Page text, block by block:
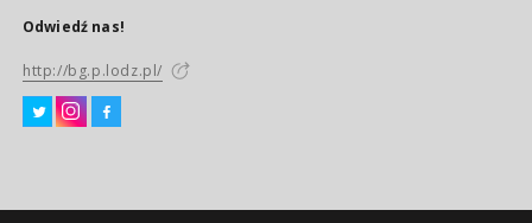
Odwiedź nas!
http://bg.p.lodz.pl/